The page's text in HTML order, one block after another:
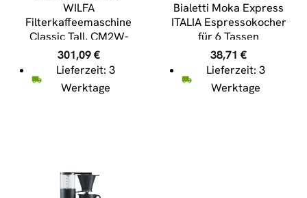
WILFA
Filterkaffeemaschine
Classic Tall, CM2W-
A125, weiß
301,09€
Lieferzeit: 3
Werktage
Bialetti Moka Express
ITALIA Espressokocher
für 6 Tassen
38,71 €
Lieferzeit: 3
Werktage